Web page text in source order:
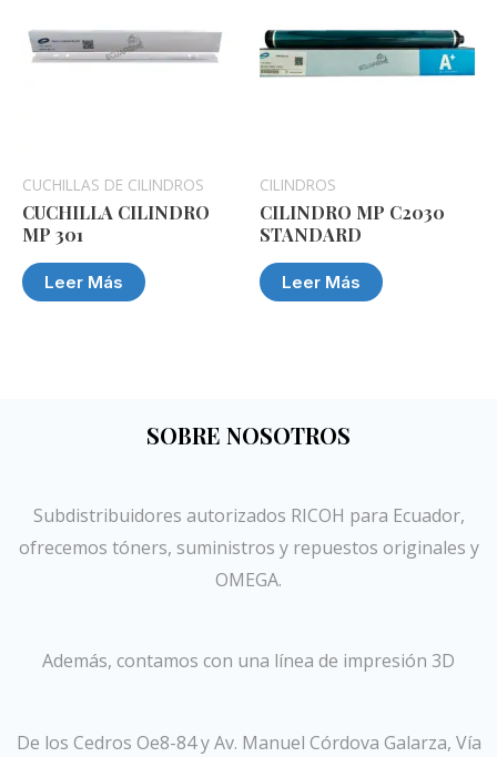
CUCHILLAS DE CILINDROS
CUCHILLA CILINDRO
MP 301
Leer Más
CILINDROS
CILINDRO MP C2030
STANDARD
Leer Más
SOBRE NOSOTROS
Subdistribuidores autorizados RICOH para Ecuador,
ofrecemos tóners, suministros y repuestos originales y
OMEGA.
Además, contamos con una línea de impresión 3D
De los Cedros Oe8-84 y Av. Manuel Córdova Galarza, Vía